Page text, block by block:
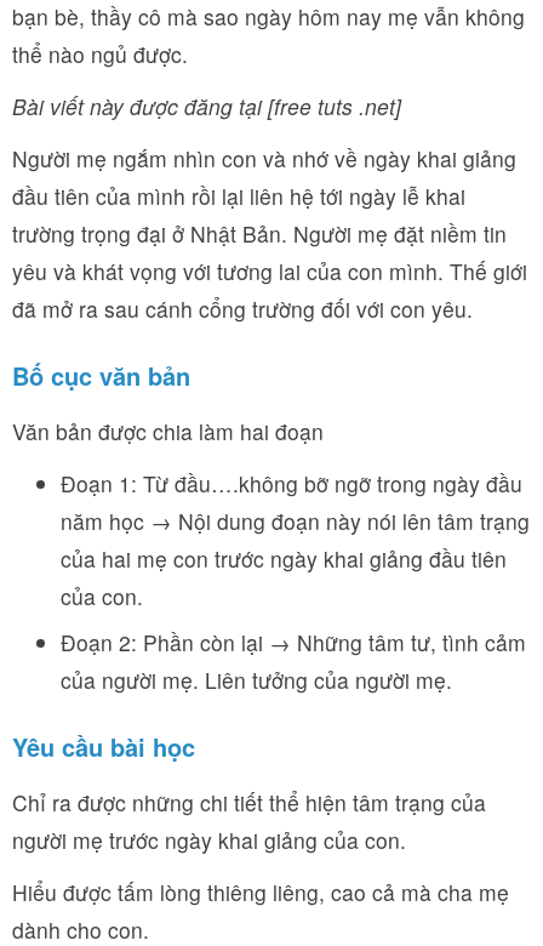
bạn bè, thầy cô mà sao ngày hôm nay mẹ vẫn không
thể nào ngủ được.
Bài viết này được đăng tại [free tuts .net]
Người mẹ ngắm nhìn con và nhớ về ngày khai giảng
đầu tiên của mình rồi lại liên hệ tới ngày lễ khai
trường trọng đại ở Nhật Bản. Người mẹ đặt niềm tin
yêu và khát vọng với tương lai của con mình. Thế giới
đã mở ra sau cánh cổng trường đối với con yêu.
Bố cục văn bản
Văn bản được chia làm hai đoạn
Đoạn 1: Từ đầu….không bỡ ngỡ trong ngày đầu
năm học → Nội dung đoạn này nói lên tâm trạng
của hai mẹ con trước ngày khai giảng đầu tiên
của con.
Đoạn 2: Phần còn lại → Những tâm tư, tình cảm
của người mẹ. Liên tưởng của người mẹ.
Yêu cầu bài học
Chỉ ra được những chi tiết thể hiện tâm trạng của
người mẹ trước ngày khai giảng của con.
Hiểu được tấm lòng thiêng liêng, cao cả mà cha mẹ
dành cho con.